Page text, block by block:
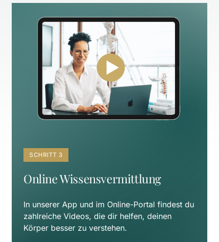
SCHRITT 3
Online Wissensvermittlung
In unserer App und im Online-Portal findest du
zahlreiche Videos, die dir helfen, deinen
Körper besser zu verstehen.